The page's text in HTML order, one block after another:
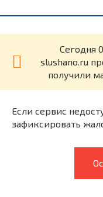
Cегодня
slushano.ru
получили
Если сервис
зафиксировать